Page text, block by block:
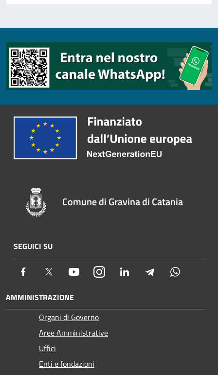
Comune di Gravina di Catania
SEGUICI SU
Facebook Twitter YoutubeInstagram LinkedIn Telegram
AMMINISTRAZIONE
Organi di Governo
Aree Amministrative
Uffici
Enti e fondazioni